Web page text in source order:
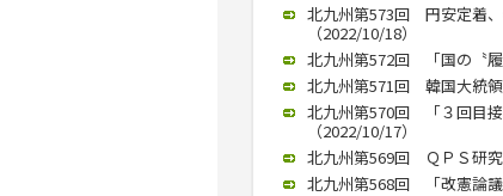
北九州第573回 円安定着、
（2022/10/18）
北九州第572回 「国の〝
北九州第571回 韓国大統
北九州第570回 「３回目
（2022/10/17）
北九州第569回 ＱＰＳ研
北九州第568回 「改憲論議